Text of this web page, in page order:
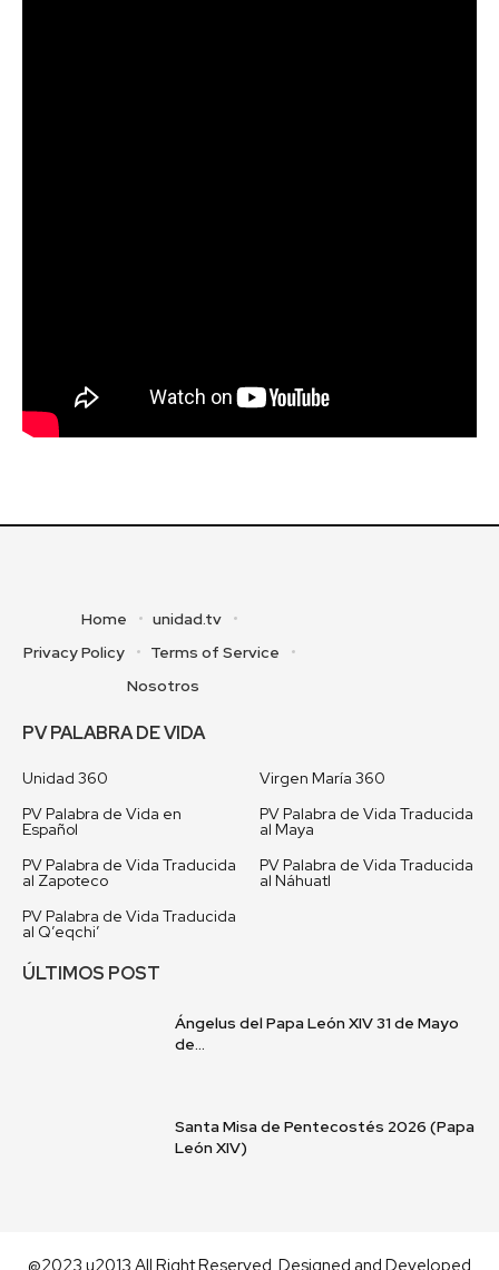
Home
unidad.tv
Privacy Policy
Terms of Service
Nosotros
PV PALABRA DE VIDA
Unidad 360
Virgen María 360
PV Palabra de Vida en
Español
PV Palabra de Vida Traducida
al Maya
PV Palabra de Vida Traducida
al Zapoteco
PV Palabra de Vida Traducida
al Náhuatl
PV Palabra de Vida Traducida
al Q’eqchi’
ÚLTIMOS POST
Ángelus del Papa León XIV 31 de Mayo
de...
Santa Misa de Pentecostés 2026 (Papa
León XIV)
@2023 u2013 All Right Reserved. Designed and Developed